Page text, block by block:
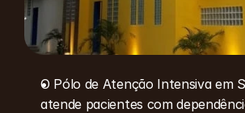
O Pólo de Atenção Intensiva em
atende pacientes com